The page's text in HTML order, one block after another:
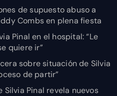
de supuesto abuso a
Combs en plena fiesta
Pinal en el hospital: “Le
quiere ir”
sobre situación de Silvia
de partir”
Pinal revela nuevos